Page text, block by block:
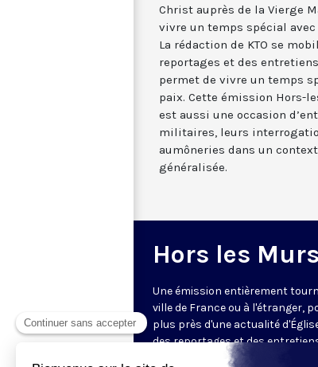
Christ auprès de la Vierge
vivre un temps spécial avec
La rédaction de KTO se
reportages et des
permet de vivre un temps
paix. Cette émission Hors-
est aussi une occasion
militaires, leurs
aumôneries dans un
généralisée.
Hors les Murs
Une émission entièrement
ville de France ou à l'étranger,
plus près d'une actualité
des reportages et des
magazine de 52 minutes vous